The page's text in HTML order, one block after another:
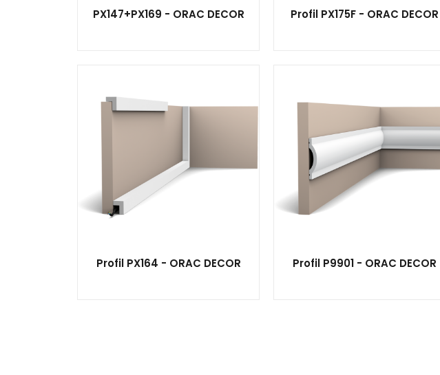
PX147+PX169 - ORAC DECOR Profil PX175F - ORAC DECOR
Profil PX164 - ORAC DECOR Profil P9901 - ORAC DECOR